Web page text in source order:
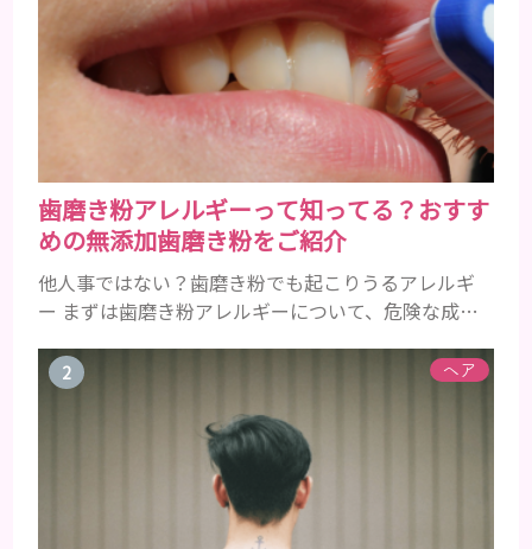
歯磨き粉アレルギーって知ってる？おすす
めの無添加歯磨き粉をご紹介
他人事ではない？歯磨き粉でも起こりうるアレルギ
ー まずは歯磨き粉アレルギーについて、危険な成分
まれるアレルギーを起こすおそれのある成分 まず、
普段お使いの歯磨き粉に含まれているどの成分にア
レルギーを引き起こすおそれがあるのかを説明しま
すね。 •フッ素･･･歯の表面のエナメルを守り強くし
たり、虫歯と防ぐ働きを持つ成分 •香味料 ･･･歯磨き
ヘア